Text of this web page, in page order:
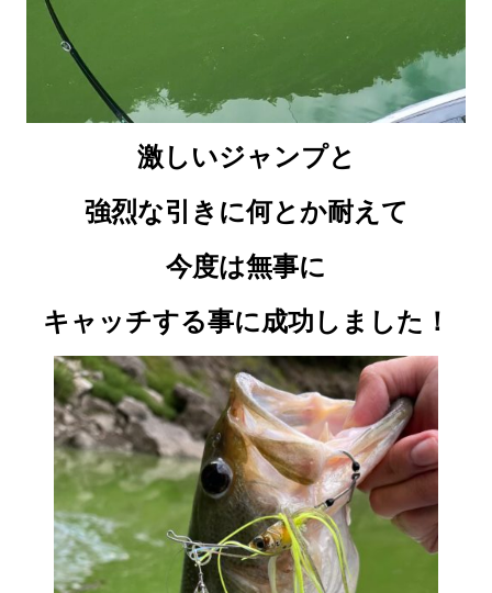
激しいジャンプと
強烈な引きに何とか耐えて
今度は無事に
キャッチする事に成功しました！